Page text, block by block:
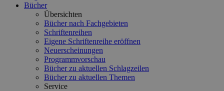
Bücher
Übersichten
Bücher nach Fachgebieten
Schriftenreihen
Eigene Schriftenreihe eröffnen
Neuerscheinungen
Programmvorschau
Bücher zu aktuellen Schlagzeilen
Bücher zu aktuellen Themen
Service